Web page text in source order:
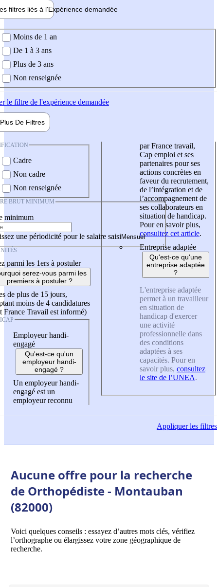
filtres liés à l'Expérience demandée
demandée
Moins de 1 an
De 1 à 3 ans
Plus de 3 ans
Non renseignée
le filtre de l'expérience demandée
Plus De Filtres
Cadre
Non cadre
Non renseignée
BRUT MINIMUM
minimum
une périodicité pour le salaire saisi
parmi les 1ers à postuler
serez-vous parmi les
premiers à postuler ?
de plus de 15 jours,
moins de 4 candidatures
France Travail est informé)
Employeur handi-
engagé
Qu'est-ce qu'un
employeur handi-
engagé ?
Un employeur handi-
engagé est un
employeur reconnu
par France travail,
Cap emploi et ses
partenaires pour ses
actions concrètes en
faveur du recrutement,
de l’intégration et de
l’accompagnement de
ses collaborateurs en
situation de handicap.
Pour en savoir plus,
consultez cet article.
Entreprise adaptée
Qu'est-ce qu'une
entreprise adaptée
?
L'entreprise adaptée
permet à un travailleur
en situation de
handicap d'exercer
une activité
professionnelle dans
des conditions
adaptées à ses
capacités. Pour en
savoir plus, consultez
le site de l’UNEA.
Appliquerles filtres
Aucune offre pour la recherche
de Orthopédiste - Montauban
(82000)
Voici quelques conseils : essayez d’autres mots clés, vérifiez
l’orthographe ou élargissez votre zone géographique de
recherche.